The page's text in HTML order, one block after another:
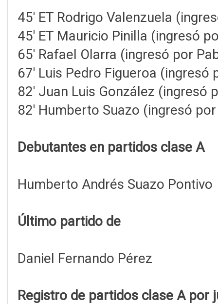
45' ET Rodrigo Valenzuela
45' ET Mauricio Pinilla (ingresó
65' Rafael Olarra (ingresó por
67' Luis Pedro Figueroa (ingresó
82' Juan Luis González (ingresó
82' Humberto Suazo (ingresó
Debutantes en partidos clase A
Humberto Andrés Suazo Pontivo
Último partido de
Daniel Fernando Pérez
Registro de partidos clase A por